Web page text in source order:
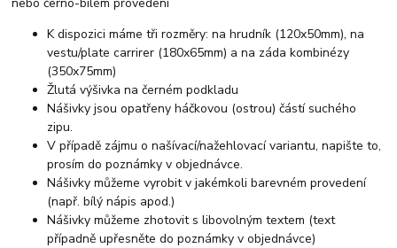
K dispozici máme tři rozměry: na hrudník (120x50mm), na
vestu/plate carrirer (180x65mm) a na záda kombinézy
(350x75mm)
Žlutá výšivka na černém podkladu
Nášivky jsou opatřeny háčkovou (ostrou) částí suchého
zipu.
V případě zájmu o našívací/nažehlovací variantu, napište to,
prosím do poznámky v objednávce.
Nášivky můžeme vyrobit v jakémkoli barevném provedení
(např. bílý nápis apod.)
Nášivky můžeme zhotovit s libovolným textem (text
případně upřesněte do poznámky v objednávce)